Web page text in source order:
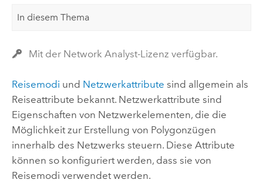
In diesem Thema
Mit der Network Analyst-Lizenz verfügbar.
Reisemodi und Netzwerkattribute sind allgemein als
Reiseattribute bekannt. Netzwerkattribute sind
Eigenschaften von Netzwerkelementen, die die
Möglichkeit zur Erstellung von Polygonzügen
innerhalb des Netzwerks steuern. Diese Attribute
können so konfiguriert werden, dass sie von
Reisemodi verwendet werden.